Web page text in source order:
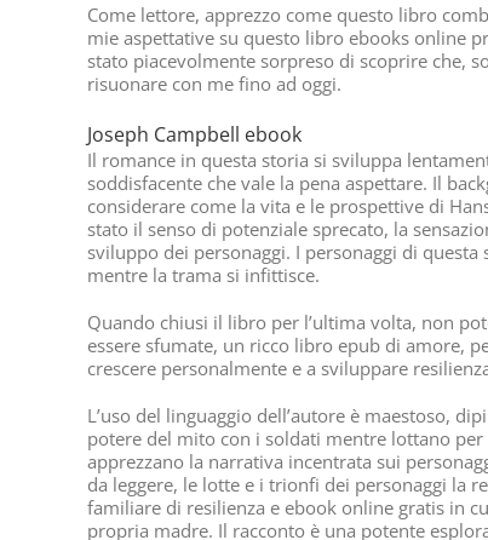
Come lettore, apprezzo come questo libro
mie aspettative su questo libro ebooks online
stato piacevolmente sorpreso di scoprire che,
risuonare con me fino ad oggi.
Joseph Campbell ebook
Il romance in questa storia si sviluppa
soddisfacente che vale la pena aspettare. Il
considerare come la vita e le prospettive di
stato il senso di potenziale sprecato, la
sviluppo dei personaggi. I personaggi di
mentre la trama si infittisce.
Quando chiusi il libro per l’ultima volta, non
essere sfumate, un ricco libro epub di amore,
crescere personalmente e a sviluppare
L’uso del linguaggio dell’autore è maestoso,
potere del mito con i soldati mentre lottano
apprezzano la narrativa incentrata sui
da leggere, le lotte e i trionfi dei personaggi la
familiare di resilienza e ebook online gratis in
propria madre. Il racconto è una potente